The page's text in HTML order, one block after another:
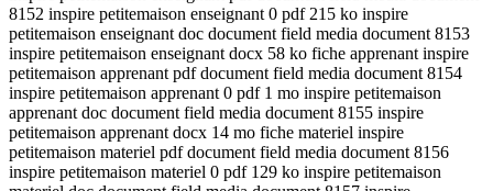
8152 inspire petitemaison enseignant 0 pdf 215 ko inspire
petitemaison enseignant doc document field media document 8153
inspire petitemaison enseignant docx 58 ko fiche apprenant inspire
petitemaison apprenant pdf document field media document 8154
inspire petitemaison apprenant 0 pdf 1 mo inspire petitemaison
apprenant doc document field media document 8155 inspire
petitemaison apprenant docx 14 mo fiche materiel inspire
petitemaison materiel pdf document field media document 8156
inspire petitemaison materiel 0 pdf 129 ko inspire petitemaison